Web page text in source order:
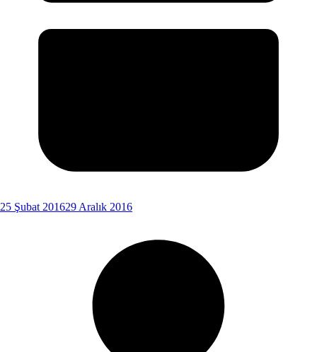
25 Şubat 201629 Aralık 2016